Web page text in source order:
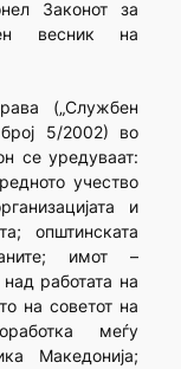
Законот за
весник на
(„Службен
5/2002) во
се уредуваат:
учество
и
општинската
имот –
работата на
на советот на
меѓу
Македонија;